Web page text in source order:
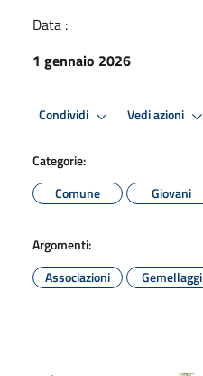
Data :
1 gennaio 2026
Condividi Vedi azioni
Categorie:
Comune
Giovani
Argomenti:
Associazioni
Gemellaggi